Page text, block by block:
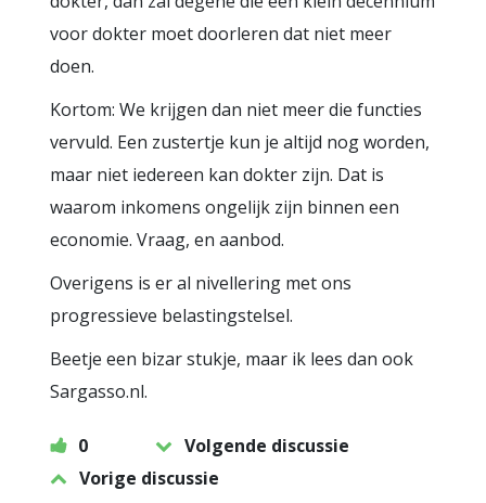
voor dokter moet doorleren dat niet meer
doen.
Kortom: We krijgen dan niet meer die functies
vervuld. Een zustertje kun je altijd nog worden,
maar niet iedereen kan dokter zijn. Dat is
waarom inkomens ongelijk zijn binnen een
economie. Vraag, en aanbod.
Overigens is er al nivellering met ons
progressieve belastingstelsel.
Beetje een bizar stukje, maar ik lees dan ook
Sargasso.nl.
0
Volgende discussie
Vorige discussie